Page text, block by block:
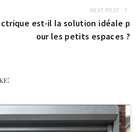
NEXT POST
est-il la solution idéale p
our les petits espaces ?